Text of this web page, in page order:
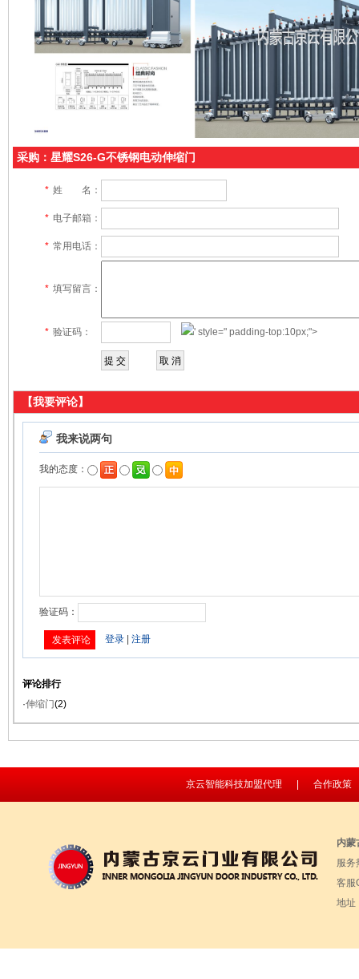
采购：星耀S26-G不锈钢电动伸缩门
* 姓 名：
* 电子邮箱：
* 常用电话：
* 填写留言：
* 验证码： ' style=" padding-top:10px;">
【我要评论】
评论排行
·伸缩门(2)
京云智能科技加盟代理 | 合作政策
内蒙
服
客
地址